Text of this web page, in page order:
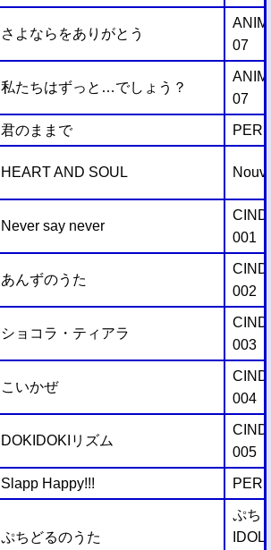
さよならをありがとう
07
私たちはずっと…でしょう？
07
君のままで
HEART AND SOUL
Never say never
001
あんずのうた
002
ショコラ・ティアラ
003
こいかぜ
004
DOKIDOKIリズム
005
Slapp Happy!!!
ぷちどるのうた
ぷち